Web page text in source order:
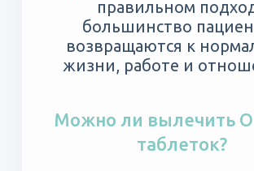
правильном
большинство
возвращаются к
жизни, работе и
Можно ли вылечить
таблеток?